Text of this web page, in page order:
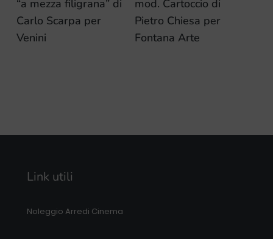
“a mezza filigrana” di
Carlo Scarpa per
Venini
mod. Cartoccio di
Pietro Chiesa per
Fontana Arte
Link utili
Noleggio Arredi Cinema